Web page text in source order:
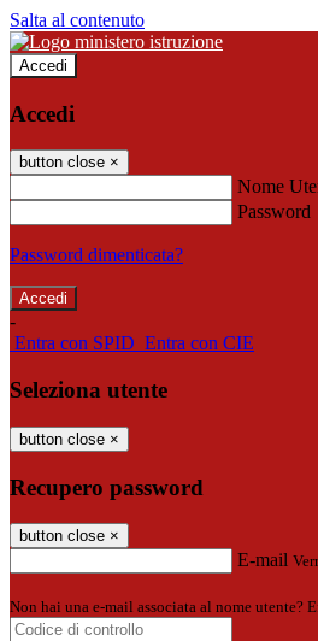
Salta al contenuto
Accedi
Accedi
button close ×
Nome
Password
Password dimenticata?
-
Entra con SPID Entra con CIE
Seleziona utente
button close ×
Recupero password
button close ×
E-mail
Non hai una e-mail associata al nome utente?